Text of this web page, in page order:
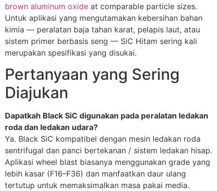
brown aluminum oxide at comparable particle sizes.
Untuk aplikasi yang mengutamakan kebersihan bahan
kimia — peralatan baja tahan karat, pelapis laut, atau
sistem primer berbasis seng — SiC Hitam sering kali
merupakan spesifikasi yang disukai.
Pertanyaan yang Sering
Diajukan
Dapatkah Black SiC digunakan pada peralatan ledakan
roda dan ledakan udara?
Ya. Black SiC kompatibel dengan mesin ledakan roda
sentrifugal dan panci bertekanan / sistem ledakan hisap.
Aplikasi wheel blast biasanya menggunakan grade yang
lebih kasar (F16–F36) dan manfaatkan daur ulang
tertutup untuk memaksimalkan masa pakai media.